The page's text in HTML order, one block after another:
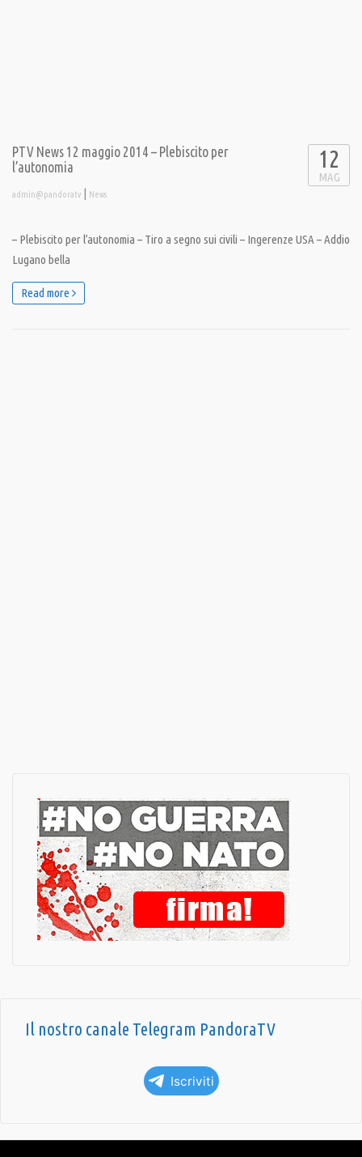
http://youtu.be/rrZ_Os7XmJw
PTV News 12 maggio 2014 – Plebiscito per
l’autonomia
admin@pandoratv | News
12
MAG
– Plebiscito per l’autonomia – Tiro a segno sui civili – Ingerenze USA – Addio
Lugano bella
Read more
Il nostro canale Telegram PandoraTV
Iscriviti